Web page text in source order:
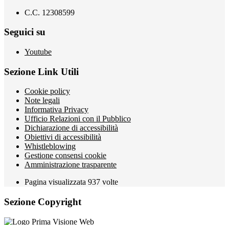
C.C. 12308599
Seguici su
Youtube
Sezione Link Utili
Cookie policy
Note legali
Informativa Privacy
Ufficio Relazioni con il Pubblico
Dichiarazione di accessibilità
Obiettivi di accessibilità
Whistleblowing
Gestione consensi cookie
Amministrazione trasparente
Pagina visualizzata 937 volte
Sezione Copyright